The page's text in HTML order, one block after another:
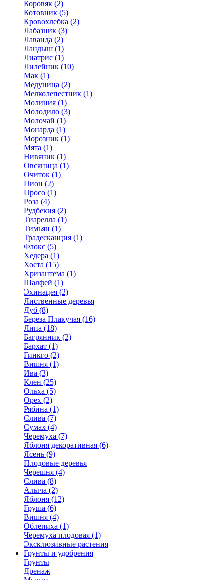
Коровяк (2)
Котовник (5)
Кровохлебка (2)
Лабазник (3)
Лаванда (2)
Ландыш (1)
Лиатрис (1)
Лилейник (10)
Мак (1)
Медуница (2)
Мелколепестник (1)
Молиния (1)
Молодило (3)
Молочай (1)
Монарда (1)
Морозник (1)
Мята (1)
Нивяник (1)
Овсяница (1)
Очиток (1)
Пион (2)
Просо (1)
Роза (4)
Рудбекия (2)
Тиарелла (1)
Тимьян (1)
Традесканция (1)
Флокс (5)
Хедера (1)
Хоста (15)
Хризантема (1)
Шалфей (1)
Эхинацея (2)
Лиственные деревья
Дуб (8)
Береза Плакучая (16)
Липа (18)
Багрянник (2)
Бархат (1)
Гинкго (2)
Вишня (1)
Ива (3)
Клен (25)
Ольха (5)
Орех (2)
Рябина (1)
Слива (7)
Сумах (4)
Черемуха (7)
Яблоня декоративная (6)
Ясень (9)
Плодовые деревья
Черешня (4)
Слива (8)
Алыча (2)
Яблоня (12)
Груша (6)
Вишня (4)
Облепиха (1)
Черемуха плодовая (1)
Эксклюзивные растения
Грунты и удобрения
Грунты
Дренаж